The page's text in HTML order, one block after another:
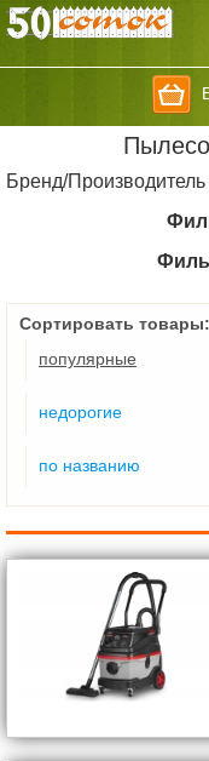
Бренд/Производитель
Сортировать товары:
популярные
недорогие
по названию